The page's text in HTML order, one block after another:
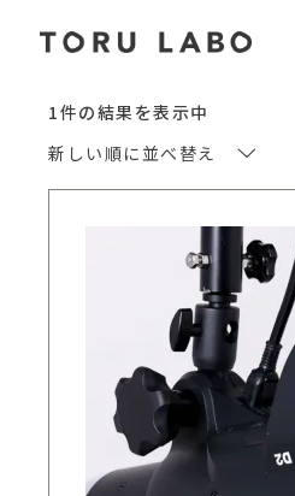
1件の結果を表示中
新しい順に並べ替え
ストロボ